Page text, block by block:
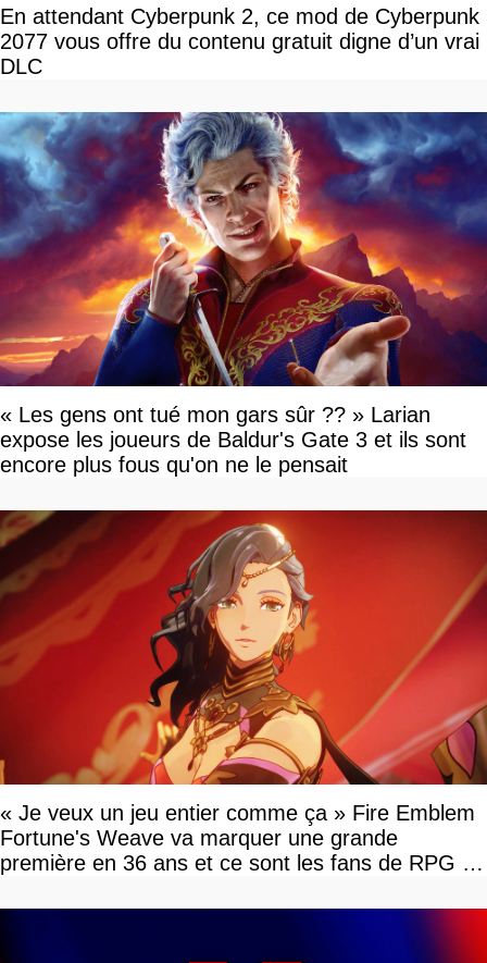
En attendant Cyberpunk 2, ce mod de Cyberpunk
2077 vous offre du contenu gratuit digne d’un vrai
DLC
« Les gens ont tué mon gars sûr ?? » Larian
expose les joueurs de Baldur's Gate 3 et ils sont
encore plus fous qu'on ne le pensait
« Je veux un jeu entier comme ça » Fire Emblem
Fortune's Weave va marquer une grande
première en 36 ans et ce sont les fans de RPG en